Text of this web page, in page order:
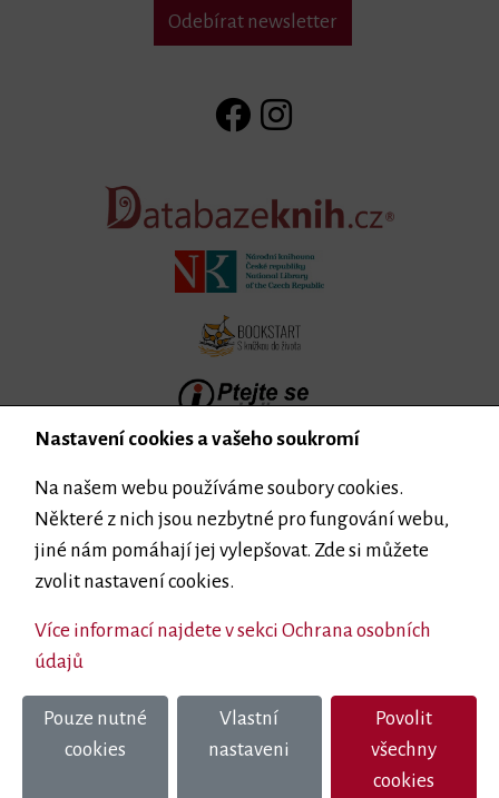
Odebírat newsletter
Zřizovatelem Městské knihovny v Milevsku je
Město Milevsko
eclair|pagebuilder
Nastavení cookies a vašeho soukromí
Na našem webu používáme soubory cookies.
Některé z nich jsou nezbytné pro fungování webu,
jiné nám pomáhají jej vylepšovat. Zde si můžete
zvolit nastavení cookies.
Více informací najdete v sekci Ochrana osobních
údajů
Pouze nutné
cookies
Vlastní
nastaveni
Povolit
všechny
cookies